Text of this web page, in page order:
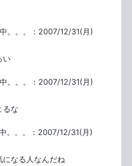
。。。：2007/12/31(月)
い
。。。：2007/12/31(月)
るな
。。。：2007/12/31(月)
になる人なんだね